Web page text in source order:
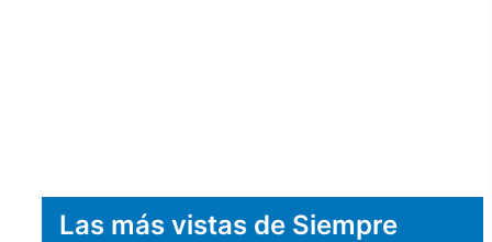
Las más vistas de Siempre